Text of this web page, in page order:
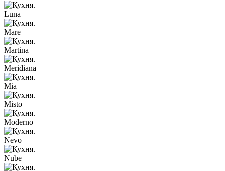
Luna
Mare
Martina
Meridiana
Mia
Misto
Moderno
Nevo
Nube